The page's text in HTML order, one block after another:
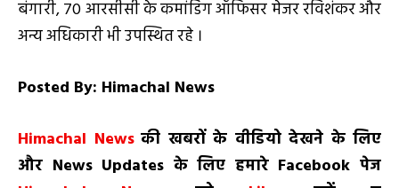
बंगारी, 70 आरसीसी के कमांडिंग ऑफिसर मेजर रविशंकर और
अन्य अधिकारी भी उपस्थित रहे ।
Posted By: Himachal News
Himachal News की खबरों के वीडियो देखने के लिए
और News Updates के लिए हमारेFacebookपेज